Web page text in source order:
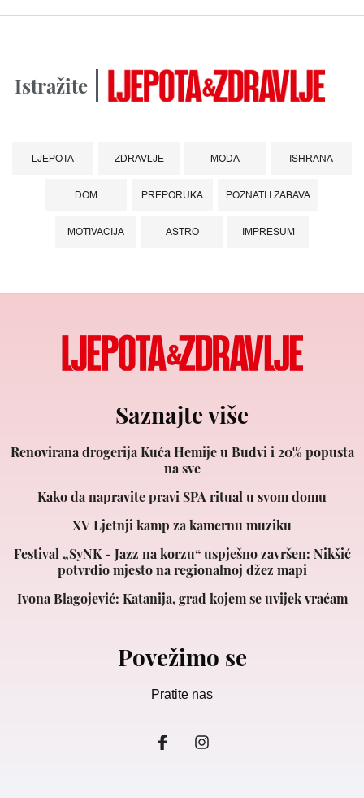
Istražite
LJEPOTA ZDRAVLJE MODA ISHRANA
DOM PREPORUKA POZNATI I ZABAVA
MOTIVACIJA ASTRO IMPRESUM
Saznajte više
Renovirana drogerija Kuća Hemije u Budvi i 20% popusta
na sve
Kako da napravite pravi SPA ritual u svom domu
XV Ljetnji kamp za kamernu muziku
Festival „SyNK - Jazz na korzu“ uspješno završen: Nikšić
potvrdio mjesto na regionalnoj džez mapi
Ivona Blagojević: Katanija, grad kojem se uvijek vraćam
Povežimo se
Pratite nas